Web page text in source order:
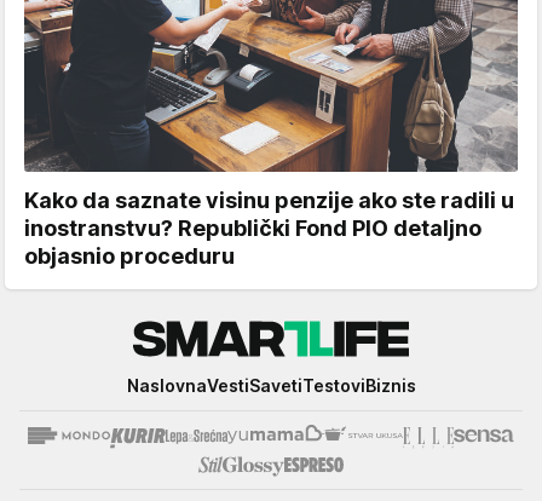
Kako da saznate visinu penzije ako ste radili u
inostranstvu? Republički Fond PIO detaljno
objasnio proceduru
NaslovnaVestiSavetiTestoviBiznis